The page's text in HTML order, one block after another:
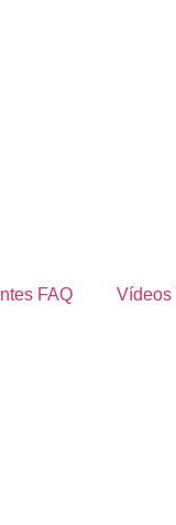
FAQ Vídeos